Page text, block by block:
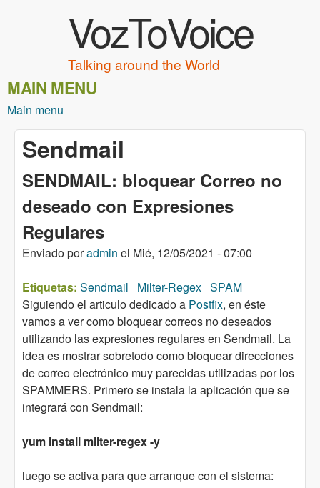
VozToVoice
Talking around the World
MAIN MENU
Main menu
Sendmail
SENDMAIL: bloquear Correo no
deseado con Expresiones
Regulares
Enviado poradmin el Mié, 12/05/2021 - 07:00
Etiquetas: Sendmail Milter-Regex SPAM
Siguiendo el articulo dedicado a Postfix, en éste
vamos a ver como bloquear correos no deseados
utilizando las expresiones regulares en Sendmail. La
idea es mostrar sobretodo como bloquear direcciones
de correo electrónico muy parecidas utilizadas por los
SPAMMERS. Primero se instala la aplicación que se
integrará con Sendmail:
yum install milter-regex -y
luego se activa para que arranque con el sistema: